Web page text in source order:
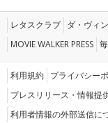
レタスクラブ ダ・ヴィ
MOVIE WALKER PRESS
利用規約 プライバシー
プレスリリース・情報提
利用者情報の外部送信に